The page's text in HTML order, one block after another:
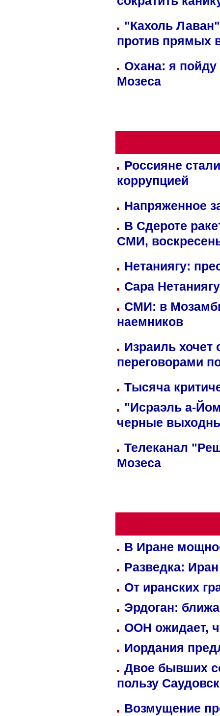
сократить
"Кахоль
против прямых
Охана: я пойду
Мозеса
Россияне
коррупцией
Напряженное
В Сдероте
СМИ,
Нетаниягу:
Сара
СМИ: в
наемников
Израиль хочет
переговорами
Тысяча
"Исраэль а-
черные
Телеканал
Мозеса
В Иране
Разведка:
От иранских
Эрдоган:
ООН ожидает,
Иордания
Двое бывших
пользу
Возмущение